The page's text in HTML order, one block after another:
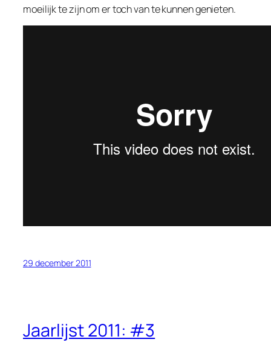
moeilijk te zijn om er toch van te kunnen genieten.
29 december 2011
Jaarlijst 2011: #3